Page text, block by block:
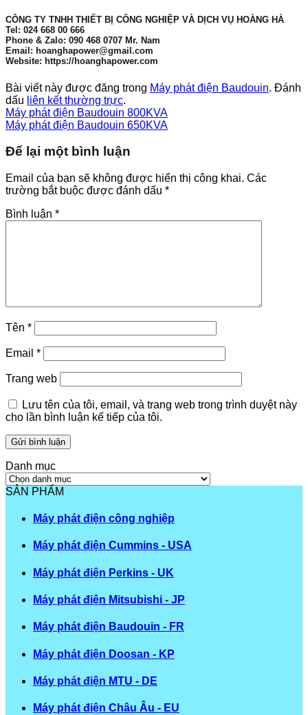
CÔNG TY TNHH THIẾT BỊ CÔNG NGHIỆP VÀ DỊCH VỤ HOÀNG HÀ
Tel: 024 668 00 666
Phone & Zalo: 090 468 0707 Mr. Nam
Email: hoanghapower@gmail.com
Website: https://hoanghapower.com
Bài viết này được đăng trong Máy phát điện Baudouin. Đánh
dấu liên kết thường trực.
Máy phát điện Baudouin 800KVA
Máy phát điện Baudouin 650KVA
Để lại một bình luận
Email của bạn sẽ không được hiển thị công khai. Các
trường bắt buộc được đánh dấu *
Bình luận *
Tên *
Email *
Trang web
Lưu tên của tôi, email, và trang web trong trình duyệt này
cho lần bình luận kế tiếp của tôi.
Danh mục
Danh
mục
SẢN PHẨM
Máy phát điện công nghiệp
Máy phát điện Cummins - USA
Máy phát điện Perkins - UK
Máy phát điện Mitsubishi - JP
Máy phát điện Baudouin - FR
Máy phát điện Doosan - KP
Máy phát điện MTU - DE
Máy phát điện Châu Âu - EU